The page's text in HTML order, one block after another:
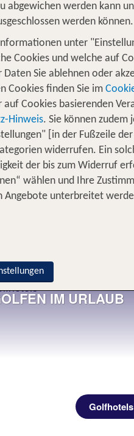
reist mit?
mind. 3 (von 6)
aus
genau das
eine neue Sportart
für Ihren
Madeira, surfen Sie im
hinab - für
betreiben?
IM URLAUB
abgewichen werden kann
werden können.
unter
Cookies und welche auf
Daten Sie ablehnen oder
Cookies finden Sie im
auf Cookies basierenden
Hinweis. Sie können zudem
[in der Fußzeile
widerrufen. Ein
der bis zum Widerruf
wählen und Ihre
Angebote unterbreitet